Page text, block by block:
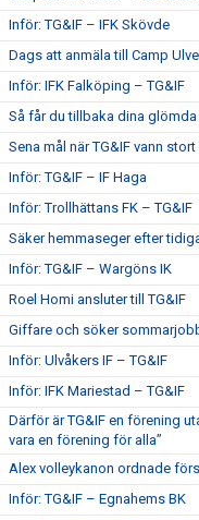
Inför: TG&IF – IFK Skövde
Dags att anmäla till Camp
Inför: IFK Falköping – TG&IF
Så får du tillbaka dina
Sena mål när TG&IF vann stort
Inför: TG&IF – IF Haga
Inför: Trollhättans FK – TG&IF
Säker hemmaseger efter
Inför: TG&IF – Wargöns IK
Roel Homi ansluter till TG&IF
Giffare och söker
Inför: Ulvåkers IF – TG&IF
Inför: IFK Mariestad – TG&IF
Därför är TG&IF en förening
vara en förening för alla”
Alex volleykanon ordnade
Inför: TG&IF – Egnahems BK